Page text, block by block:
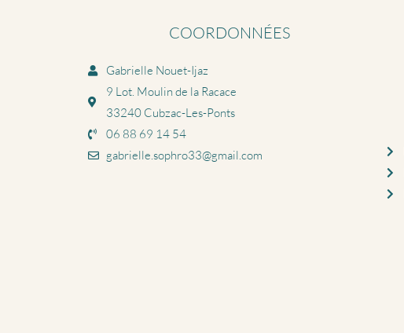
COORDONNÉES
Gabrielle Nouet-Ijaz
9 Lot. Moulin de la Racace
33240 Cubzac-Les-Ponts
06 88 69 14 54
gabrielle.sophro33@gmail.com